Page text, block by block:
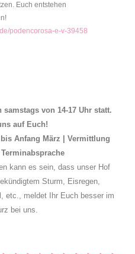
Euch entstehen
podencorosa-e-v-39458
von 14-17 Uhr statt.
auf Euch!
Anfang März | Vermittlung
kann es sein, dass unser Hof
Sturm, Eisregen,
etc., meldet Ihr Euch besser im
bei uns.